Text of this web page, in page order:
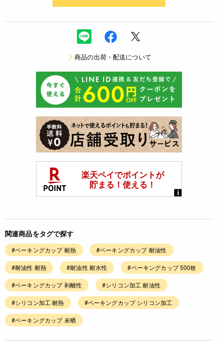
商品の出荷・配送について
関連商品をタグで探す
#ベーキングカップ 耐熱 #ベーキングカップ 耐油性
#耐油性 耐熱 #耐油性 耐水性 #ベーキングカップ 500枚
#ベーキングカップ 剥離性 #シリコン加工 耐油性
#シリコン加工 耐熱 #ベーキングカップ シリコン加工
#ベーキングカップ 未晒